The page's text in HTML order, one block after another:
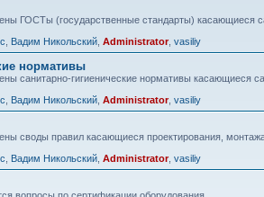
ГОСТы (государственные стандарты) касающиеся
Вадим Никольский Administrator, vasiliy
нормативы
санитарно-гигиенические нормативы касающиеся
Вадим Никольский Administrator, vasiliy
своды правил касающиеся проектирования,
Вадим Никольский Administrator, vasiliy